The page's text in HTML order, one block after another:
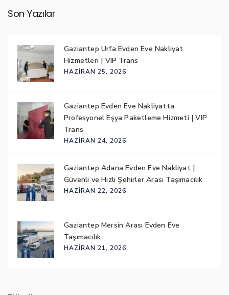
Son Yazılar
Gaziantep Urfa Evden Eve Nakliyat
Hizmetleri | VIP Trans
HAZIRAN 25, 2026
Gaziantep Evden Eve Nakliyatta
Profesyonel Eşya Paketleme Hizmeti | VIP
Trans
HAZIRAN 24, 2026
Gaziantep Adana Evden Eve Nakliyat |
Güvenli ve Hızlı Şehirler Arası Taşımacılık
HAZIRAN 22, 2026
Gaziantep Mersin Arası Evden Eve
Taşımacılık
HAZIRAN 21, 2026